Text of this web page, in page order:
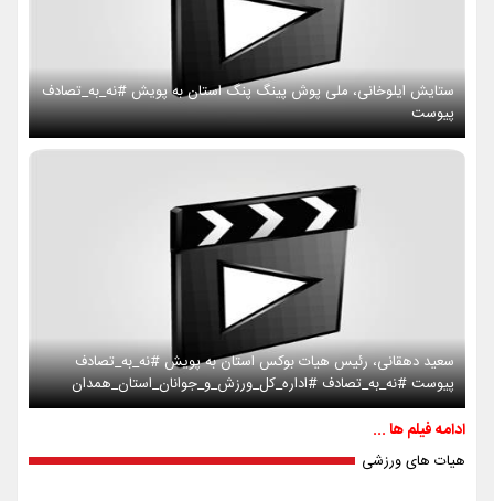
ستایش ایلوخانی، ملی پوش پینگ پنگ استان به پویش #نه_به_تصادف
پیوست
سعید دهقانی، رئیس هیات بوکس استان به پویش #نه_به_تصادف
پیوست #نه_به_تصادف #اداره_کل_ورزش_و_جوانان_استان_همدان
ادامه فیلم ها ...
هیات های ورزشی